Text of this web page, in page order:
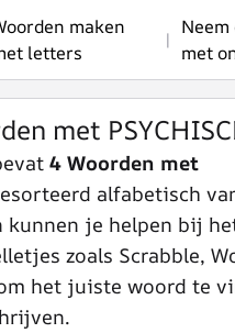
maken
letters
|
met
met
4 Woorden met
alfabetisch
kunnen je helpen bij
zoals Scrabble,
het juiste woord te